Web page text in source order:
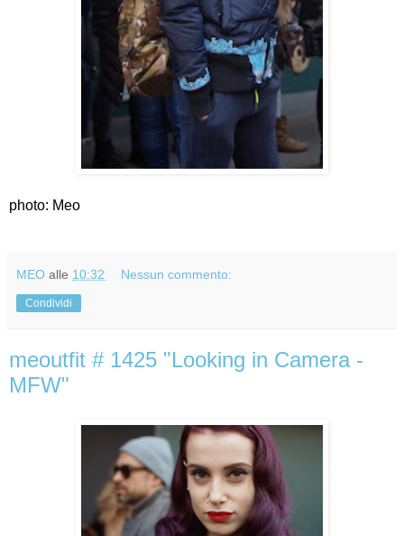
photo: Meo
MEO alle 10:32 Nessun commento:
Condividi
meoutfit # 1425 "Looking in Camera -
MFW"